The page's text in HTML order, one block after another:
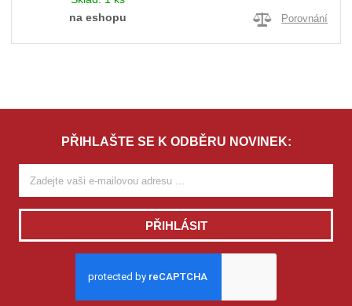
na eshopu
Porovnání
PŘIHLAŠTE SE K ODBĚRU NOVINEK:
PŘIHLÁSIT